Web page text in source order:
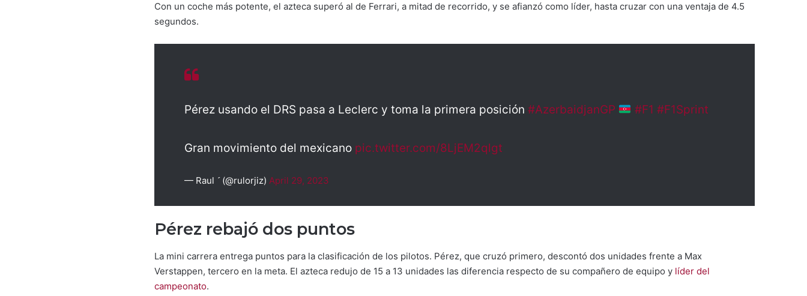
Con un coche más potente, el azteca superó al de Ferrari, a mitad de recorrido, y se afianzó como líder, hasta cruzar con una ventaja de 4.5
segundos.
Pérez usando el DRS pasa a Leclerc y toma la primera posición #AzerbaidjanGP #F1 #F1Sprint
Gran movimiento del mexicano pic.twitter.com/8LjEM2qlgt
— Raul  (@rulorjiz) April 29, 2023
Pérez rebajó dos puntos
La mini carrera entrega puntos para la clasificación de los pilotos. Pérez, que cruzó primero, descontó dos unidades frente a Max
Verstappen, tercero en la meta. El azteca redujo de 15 a 13 unidades las diferencia respecto de su compañero de equipo y líder del
campeonato.